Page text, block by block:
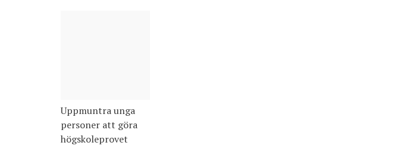
Uppmuntra unga
personer att göra
högskoleprovet